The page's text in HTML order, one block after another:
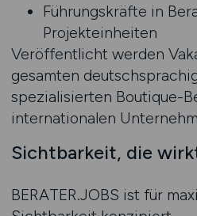
Führungskräfte in
Projekteinheiten
Veröffentlicht werden
gesamten
spezialisierten Boutique-
internationalen
Sichtbarkeit, die
BERATER.JOBS ist für